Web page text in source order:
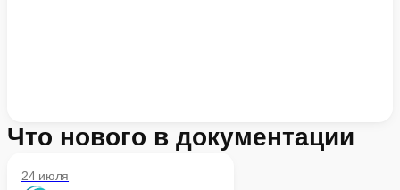
Что нового в документации
24 июля